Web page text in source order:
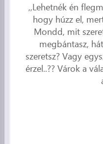
,,Lehetnék én
hogy húzz el,
Mondd, mit
megbántasz,
szeretsz? Vagy
érzel..?? Várok a